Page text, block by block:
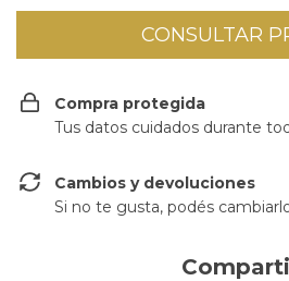
Compra protegida
Tus datos cuidados durante
Cambios y devoluciones
Si no te gusta, podés